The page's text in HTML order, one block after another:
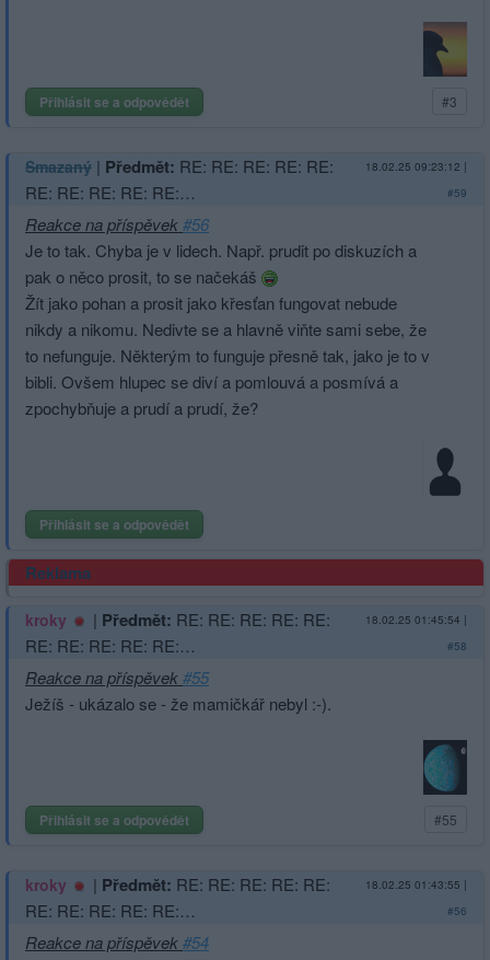
Přihlásit se a odpovědět #3
Smazaný | Předmět: RE: RE: RE: RE: RE:
RE: RE: RE: RE: RE:…
18.02.25 09:23:12 |
#59
Reakce na příspěvek#56
Je to tak. Chyba je v lidech. Např. prudit po diskuzích a
pak o něco prosit, to se načekáš
Žít jako pohan a prosit jako křesťan fungovat nebude
nikdy a nikomu. Nedivte se a hlavně viňte sami sebe, že
to nefunguje. Některým to funguje přesně tak, jako je to v
bibli. Ovšem hlupec se diví a pomlouvá a posmívá a
zpochybňuje a prudí a prudí, že?
Přihlásit se a odpovědět
Reklama
kroky | Předmět: RE: RE: RE: RE: RE:
RE: RE: RE: RE: RE:…
18.02.25 01:45:54 |
#58
Reakce na příspěvek#55
Ježíš - ukázalo se - že mamičkář nebyl :-).
Přihlásit se a odpovědět #55
kroky | Předmět: RE: RE: RE: RE: RE:
RE: RE: RE: RE: RE:…
18.02.25 01:43:55 |
#56
Reakce na příspěvek#54